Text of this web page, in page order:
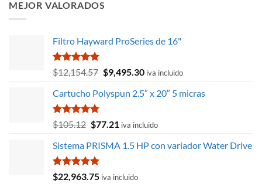
$17,193.98.
MEJOR VALORADOS
Filtro Hayward ProSeries de 16"
Valorado
con
de 5
$12,154.57 El
original
$12,154.57.
$9,495.30El
actual
$9,495.30.
iva incluido
Cartucho Polyspun 2.5″ x 20″ 5 micras
Valorado
con
de 5
$105.12 El
original
era:
$105.12.
$77.21 El
actual
$77.21.
iva incluido
Sistema PRISMA 1.5 HP con variador Water Drive
Valorado
con
$22,963.75 iva incluido